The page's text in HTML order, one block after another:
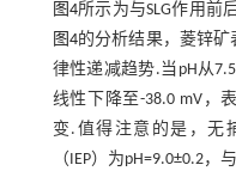
图4所示为与SLG作用前
图4的分析结果，菱锌矿
律性递减趋势.当pH从
线性下降至-38.0 mV，
变.值得注意的是，无
（IEP）为pH=9.0±0.2，